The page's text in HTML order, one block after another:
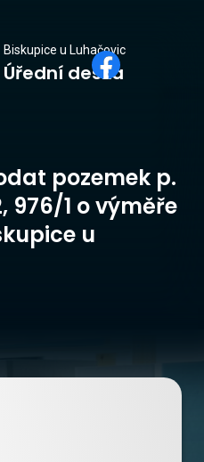
Biskupice u Luhačovic
Úřední deska
pozemek p.
976/1 o výměře
u